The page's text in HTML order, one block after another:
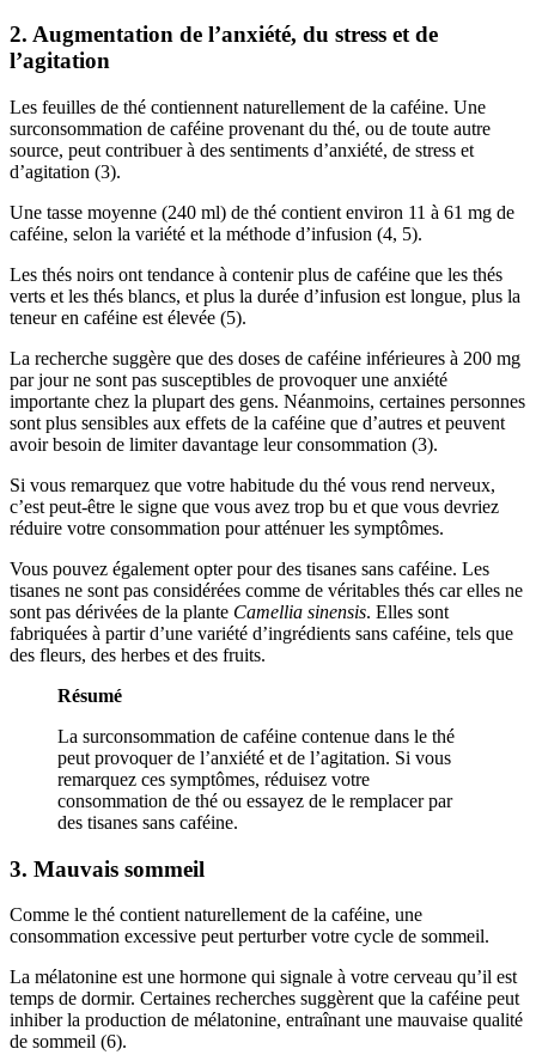
2. Augmentation de l’anxiété, du stress et de
l’agitation
Les feuilles de thé contiennent naturellement de la caféine. Une
surconsommation de caféine provenant du thé, ou de toute autre
source, peut contribuer à des sentiments d’anxiété, de stress et
d’agitation (3).
Une tasse moyenne (240 ml) de thé contient environ 11 à 61 mg de
caféine, selon la variété et la méthode d’infusion (4, 5).
Les thés noirs ont tendance à contenir plus de caféine que les thés
verts et les thés blancs, et plus la durée d’infusion est longue, plus la
teneur en caféine est élevée (5).
La recherche suggère que des doses de caféine inférieures à 200 mg
par jour ne sont pas susceptibles de provoquer une anxiété
importante chez la plupart des gens. Néanmoins, certaines personnes
sont plus sensibles aux effets de la caféine que d’autres et peuvent
avoir besoin de limiter davantage leur consommation (3).
Si vous remarquez que votre habitude du thé vous rend nerveux,
c’est peut-être le signe que vous avez trop bu et que vous devriez
réduire votre consommation pour atténuer les symptômes.
Vous pouvez également opter pour des tisanes sans caféine. Les
tisanes ne sont pas considérées comme de véritables thés car elles ne
sont pas dérivées de la plante Camellia sinensis. Elles sont
fabriquées à partir d’une variété d’ingrédients sans caféine, tels que
des fleurs, des herbes et des fruits.
Résumé
La surconsommation de caféine contenue dans le thé
peut provoquer de l’anxiété et de l’agitation. Si vous
remarquez ces symptômes, réduisez votre
consommation de thé ou essayez de le remplacer par
des tisanes sans caféine.
3. Mauvais sommeil
Comme le thé contient naturellement de la caféine, une
consommation excessive peut perturber votre cycle de sommeil.
La mélatonine est une hormone qui signale à votre cerveau qu’il est
temps de dormir. Certaines recherches suggèrent que la caféine peut
inhiber la production de mélatonine, entraînant une mauvaise qualité
de sommeil (6).